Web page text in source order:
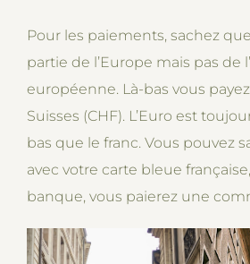
Pour les paiements, sachez
partie de l’Europe mais pas de
européenne. Là-bas vous
Suisses (CHF). L’Euro est
bas que le franc. Vous pouvez
avec votre carte bleue
banque, vous paierez une